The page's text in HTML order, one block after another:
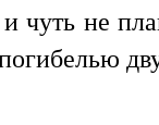
чуть не